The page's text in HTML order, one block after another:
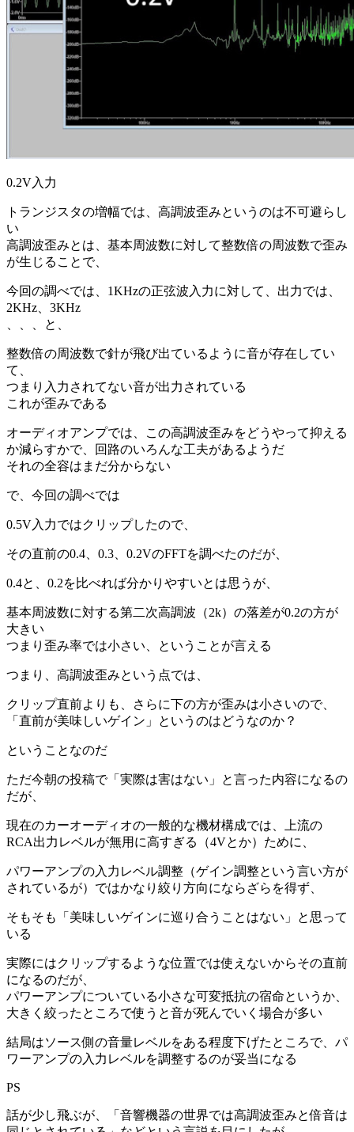
0.2V入力
トランジスタの増幅では、高調波歪みというのは不可避らし
い
高調波歪みとは、基本周波数に対して整数倍の周波数で歪み
が生じることで、
今回の調べでは、1KHzの正弦波入力に対して、出力では、
2KHz、3KHz
、、、と、
整数倍の周波数で針が飛び出ているように音が存在してい
て、
つまり入力されてない音が出力されている
これが歪みである
オーディオアンプでは、この高調波歪みをどうやって抑える
か減らすかで、回路のいろんな工夫があるようだ
それの全容はまだ分からない
で、今回の調べでは
0.5V入力ではクリップしたので、
その直前の0.4、0.3、0.2VのFFTを調べたのだが、
0.4と、0.2を比べれば分かりやすいとは思うが、
基本周波数に対する第二次高調波（2k）の落差が0.2の方が
大きい
つまり歪み率では小さい、ということが言える
つまり、高調波歪みという点では、
クリップ直前よりも、さらに下の方が歪みは小さいので、
「直前が美味しいゲイン」というのはどうなのか？
ということなのだ
ただ今朝の投稿で「実際は害はない」と言った内容になるの
だが、
現在のカーオーディオの一般的な機材構成では、上流の
RCA出力レベルが無用に高すぎる（4Vとか）ために、
パワーアンプの入力レベル調整（ゲイン調整という言い方が
されているが）ではかなり絞り方向にならざらを得ず、
そもそも「美味しいゲインに巡り合うことはない」と思って
いる
実際にはクリップするような位置では使えないからその直前
になるのだが、
パワーアンプについている小さな可変抵抗の宿命というか、
大きく絞ったところで使うと音が死んでいく場合が多い
結局はソース側の音量レベルをある程度下げたところで、パ
ワーアンプの入力レベルを調整するのが妥当になる
PS
話が少し飛ぶが、「音響機器の世界では高調波歪みと倍音は